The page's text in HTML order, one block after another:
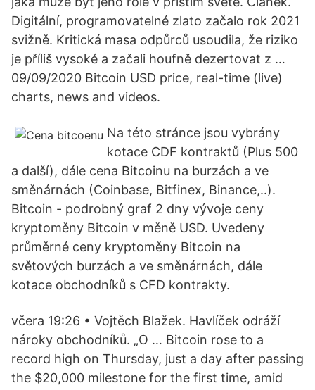
Digitální, programovatelné zlato začalo rok 2021
svižně. Kritická masa odpůrců usoudila, že riziko
je příliš vysoké a začali houfně dezertovat z …
09/09/2020 Bitcoin USD price, real-time (live)
charts, news and videos.
Na této stránce jsou vybrány
kotace CDF kontraktů (Plus 500
a další), dále cena Bitcoinu na burzách a ve
směnárnách (Coinbase, Bitfinex, Binance,..).
Bitcoin - podrobný graf 2 dny vývoje ceny
kryptoměny Bitcoin v měně USD. Uvedeny
průměrné ceny kryptoměny Bitcoin na
světových burzách a ve směnárnách, dále
kotace obchodníků s CFD kontrakty.
včera 19:26 • Vojtěch Blažek. Havlíček odráží
nároky obchodníků. „O … Bitcoin rose to a
record high on Thursday, just a day after passing
the $20,000 milestone for the first time, amid